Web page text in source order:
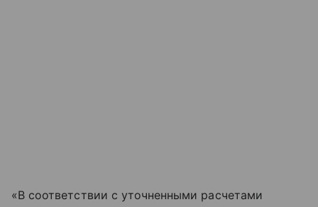
«В соответствии с уточненными расчетами